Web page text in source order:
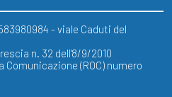
- viale Caduti del
n. 32 dell'8/9/2010
(ROC) numero